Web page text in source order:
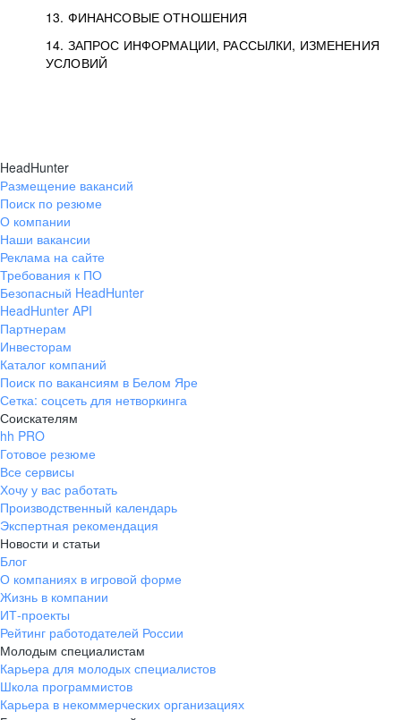
13. ФИНАНСОВЫЕ ОТНОШЕНИЯ
14. ЗАПРОС ИНФОРМАЦИИ, РАССЫЛКИ, ИЗМЕНЕНИЯ
УСЛОВИЙ
HeadHunter
Размещение вакансий
Поиск по резюме
О компании
Наши вакансии
Реклама на сайте
Требования к ПО
Безопасный HeadHunter
HeadHunter API
Партнерам
Инвесторам
Каталог компаний
Поиск по вакансиям в Белом Яре
Сетка: соцсеть для нетворкинга
Соискателям
hh PRO
Готовое резюме
Все сервисы
Хочу у вас работать
Производственный календарь
Экспертная рекомендация
Новости и статьи
Блог
О компаниях в игровой форме
Жизнь в компании
ИТ-проекты
Рейтинг работодателей России
Молодым специалистам
Карьера для молодых специалистов
Школа программистов
Карьера в некоммерческих организациях